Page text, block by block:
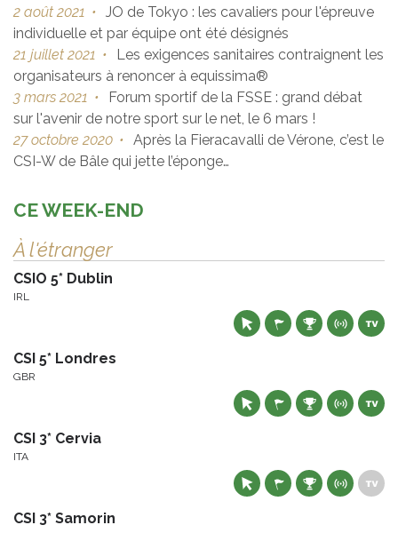
2 août 2021 • JO de Tokyo : les cavaliers pour l'épreuve
individuelle et par équipe ont été désignés
21 juillet 2021 •
Les exigences sanitaires contraignent les
organisateurs à renoncer à equissima®
3 mars 2021 •
Forum sportif de la FSSE : grand débat
sur l'avenir de notre sport sur le net, le 6 mars !
27 octobre 2020 • Après la Fieracavalli de Vérone, c’est le
CSI-W de Bâle qui jette l’éponge…
CE WEEK-END
À l'étranger
CSIO 5* Dublin
IRL
CSI 5* Londres
GBR
CSI 3* Cervia
ITA
CSI 3* Samorin